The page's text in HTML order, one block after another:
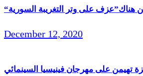
هناك”عزف على وتر التغريبة السورية
December 12, 2020
تهيمن على مهرجان فينيسيا السينمائي